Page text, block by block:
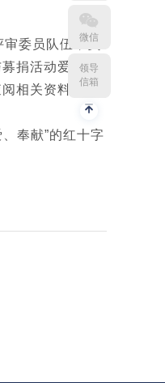
微信
领导
信箱
委员队伍，负
捐活动爱心捐
相关资料等方
奉献”的红十字